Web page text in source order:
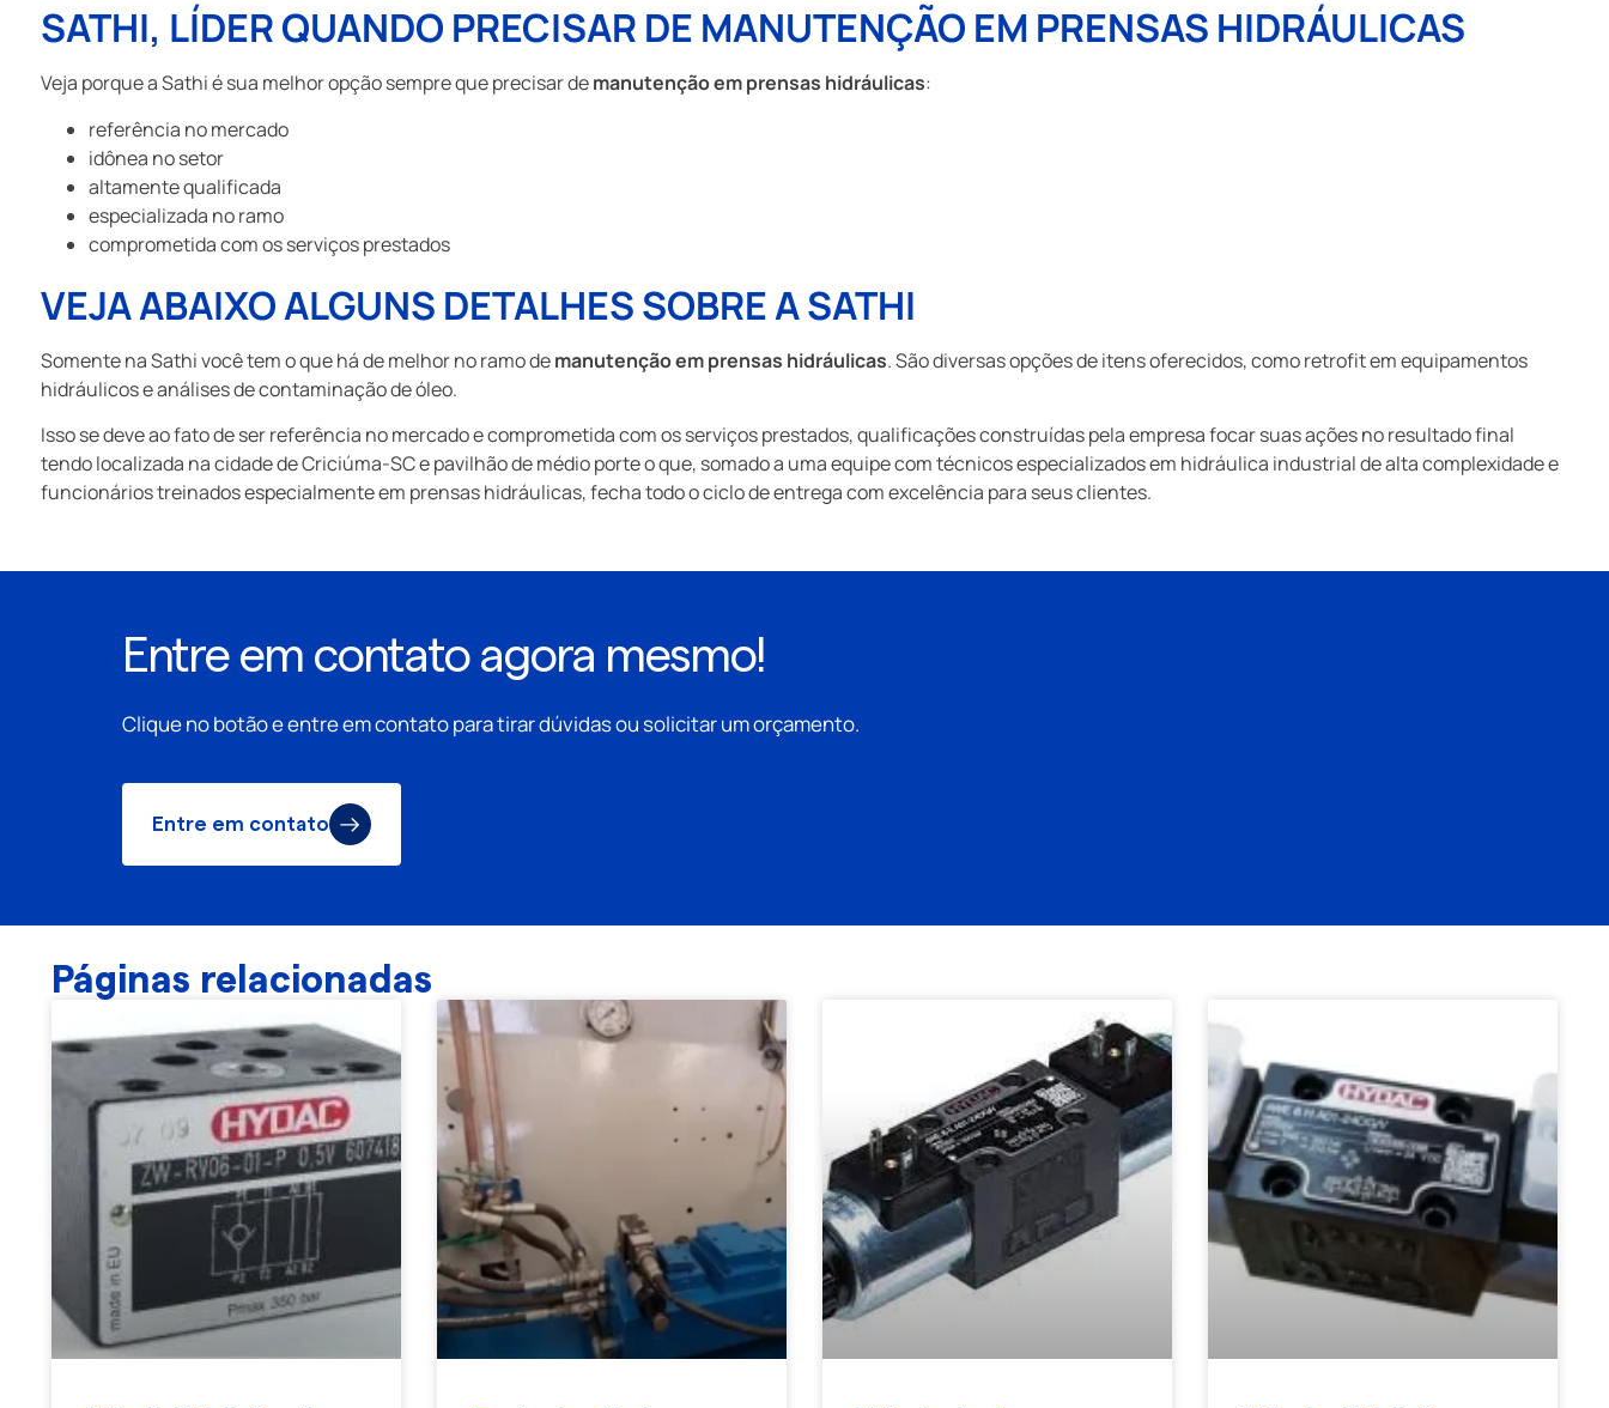
SATHI, LÍDER QUANDO PRECISAR DE MANUTENÇÃO EM PRENSAS HIDRÁULICAS
Veja porque a Sathi é sua melhor opção sempre que precisar demanutenção em prensas hidráulicas:
referência no mercado
idônea no setor
altamente qualificada
especializada no ramo
comprometida com os serviços prestados
VEJA ABAIXO ALGUNS DETALHES SOBRE A SATHI
Somente na Sathi você tem o que há de melhor no ramo demanutenção em prensas hidráulicas. São diversas opções de itens oferecidos, como retrofit em equipamentos
hidráulicos e análises de contaminação de óleo.
Isso se deve ao fato de ser referência no mercado e comprometida com os serviços prestados, qualificações construídas pela empresa focar suas ações no resultado final
tendo localizada na cidade de Criciúma-SC e pavilhão de médio porte o que, somado a uma equipe com técnicos especializados em hidráulica industrial de alta complexidade e
funcionários treinados especialmente em prensas hidráulicas, fecha todo o ciclo de entrega com excelência para seus clientes.
Entre em contato agora mesmo!
Clique no botão e entre em contato para tirar dúvidas ou solicitar um orçamento.
Entre em contato
Páginas relacionadas